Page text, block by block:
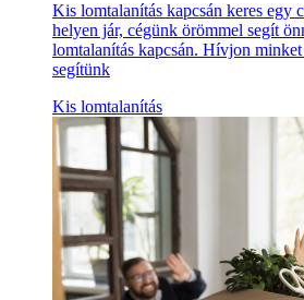
Kis lomtalanítás kapcsán keres egy
helyen jár, cégünk örömmel segít
lomtalanítás kapcsán. Hívjon
segítünk
Kis lomtalanítás